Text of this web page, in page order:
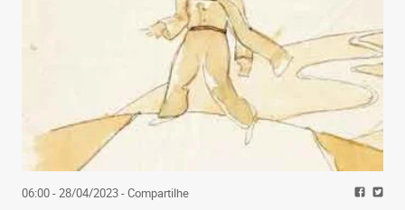
06:00 - 28/04/2023- Compartilhe